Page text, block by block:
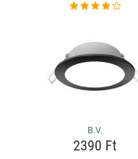
B.V.
2390 Ft